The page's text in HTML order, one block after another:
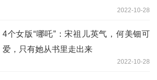
2022-10-28
4个女版“哪吒”：宋祖儿英气，何美钿可
爱，只有她从书里走出来
2022-10-28